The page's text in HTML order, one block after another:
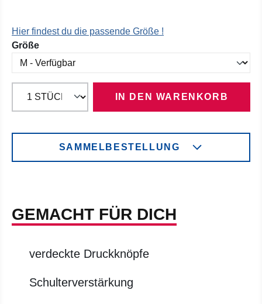
Hier findest du die passende Größe !
Größeauswählen
IN DEN WARENKORB
SAMMELBESTELLUNG
GEMACHT FÜR DICH
verdeckte Druckknöpfe
Schulterverstärkung